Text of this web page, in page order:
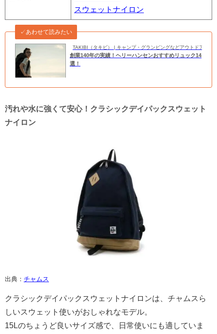
スウェットナイロン
TAKIBI（タキビ） | キャンプ・グランピングなどアウトドアの総
✓あわせて読みたい
創業140年の実績！ヘリーハンセンおすすめリュック14
選！
汚れや水に強くて安心！クラシックデイパックスウェット
ナイロン
出典： チャムス
クラシックデイパックスウェットナイロンは、チャムスら
しいスウェット使いがおしゃれなモデル。
15Lのちょうど良いサイズ感で、日常使いにも適していま